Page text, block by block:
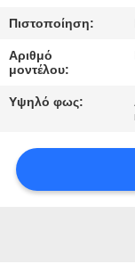
ΈΛΕΓΧΟΣ
ΜΑΖΊ
ΜΑΣ
Πιστοποίηση:
Αριθμό
μοντέλου:
Υψηλό φως: